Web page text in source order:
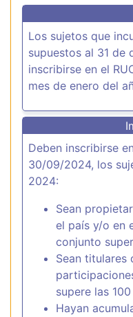
Los sujetos que
supuestos al 31 de
inscribirse en el
mes de enero del
Deben inscribirse
30/09/2024, los
2024:
Sean
el país y/o en
conjunto
Sean titulares
supere las
Hayan